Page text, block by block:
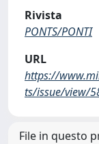
Rivista
PONTS/PONTI
URL
https://
ts/issue/view/
File in questo